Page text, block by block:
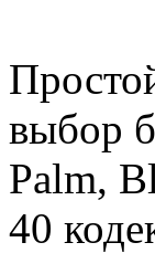
выбор
Palm,
40